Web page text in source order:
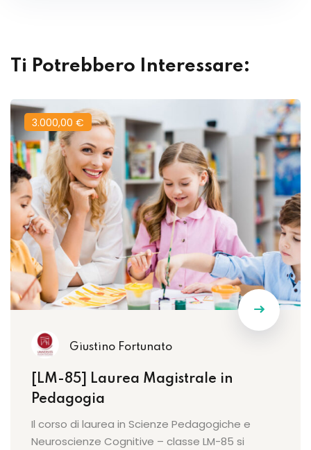
Ti Potrebbero Interessare:
3.000,00 €
Giustino Fortunato
[LM-85] Laurea Magistrale in
Pedagogia
Il corso di laurea in Scienze Pedagogiche e
Neuroscienze Cognitive – classe LM-85 si